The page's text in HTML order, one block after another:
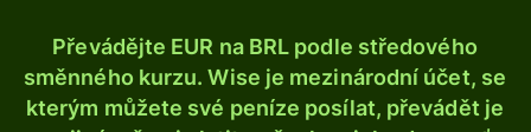
Převádějte EUR na BRL podle středového
směnného kurzu. Wise je mezinárodní účet, se
kterým můžete své peníze posílat, převádět je